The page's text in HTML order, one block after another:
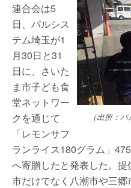
（出所：
連合会は5
日、パルシス
テム埼玉が1
月30日と31
日に、さいた
ま市子ども食
堂ネットワー
クを通じて
「レモンサフ
ランライス180グラム」
へ寄贈したと発表した。
市だけでなく八潮市や三